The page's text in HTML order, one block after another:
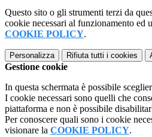
Questo sito o gli strumenti terzi da
cookie necessari al funzionamento ed
COOKIE POLICY.
Personalizza Rifiuta tutti i cookies
Gestione cookie
In questa schermata è possibile
I cookie necessari sono quelli che
piattaforma e non è possibile
Per conoscere quali sono i cookie
visionare la COOKIE POLICY.